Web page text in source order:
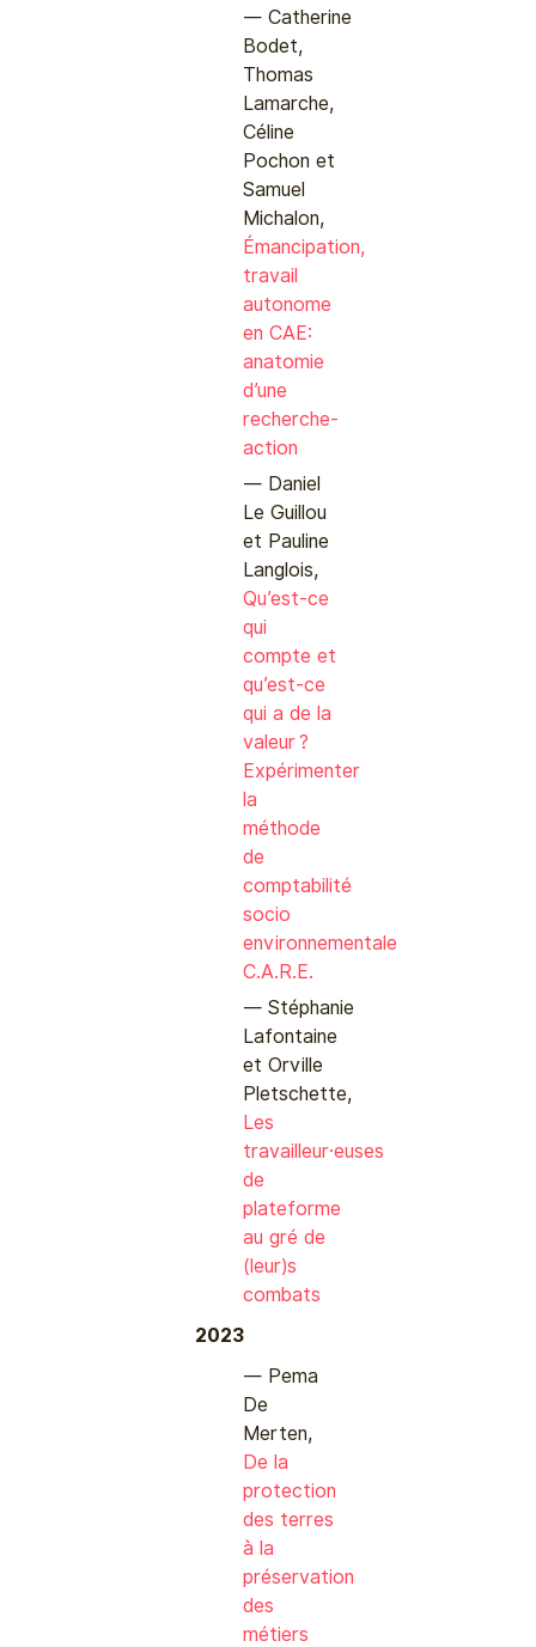
Catherine
Bodet,
Thomas
Lamarche,
Céline
Pochon et
Samuel
Michalon,
Émancipation,
travail
autonome
en CAE:
anatomie
d’une
recherche-
action
Daniel
Le Guillou
et Pauline
Langlois,
Qu’est-ce
qui
compte et
qu’est-ce
qui a de la
valeur ?
Expérimenter
la
méthode
de
comptabilité
socio
environnementale
C.A.R.E.
Stéphanie
Lafontaine
et Orville
Pletschette,
Les
travailleur·euses
de
plateforme
au gré de
(leur)s
combats
2023
Pema
De
Merten,
De la
protection
des terres
à la
préservation
des
métiers